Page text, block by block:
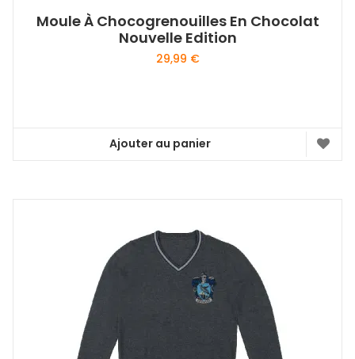
Moule À Chocogrenouilles En Chocolat
Nouvelle Edition
29,99 €
Ajouter au panier